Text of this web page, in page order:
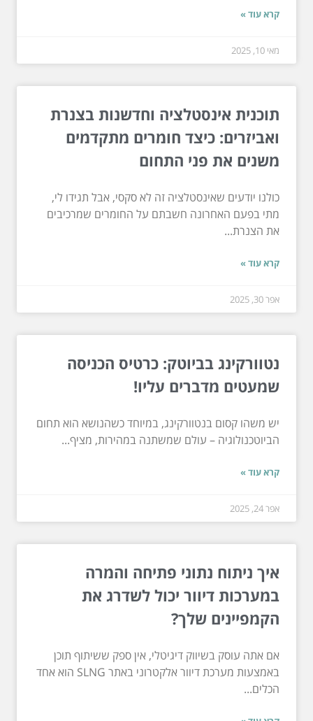
קרא עוד »
מאי 10, 2025
תוכנית אינסטלציה וחדשנות בצנרת
ואביזרים: כיצד חומרים מתקדמים
משנים את פני התחום
כולנו יודעים שאינסטלציה זה לא סקסי, אבל תגידו לי,
מתי בפעם האחרונה חשבתם על החומרים שמרכיבים
את הצנרת...
קרא עוד »
אפר 30, 2025
נטוורקינג בביוטק: כרטיס הכניסה
שמעטים מדברים עליו!
יש משהו קסום בנטוורקינג, במיוחד כשהנושא הוא תחום
הביוטכנולוגיה – עולם שמשתנה במהירות, מציף...
קרא עוד »
אפר 24, 2025
איך ניתוח נתוני פתיחה והמרה
במערכות דיוור יכול לשדרג את
הקמפיינים שלך?
אם אתה עוסק בשיווק דיגיטלי, אין ספק ששיתוף תוכן
באמצעות מערכת דיוור אלקטרוני באתר SLNG הוא אחד
הכלים...